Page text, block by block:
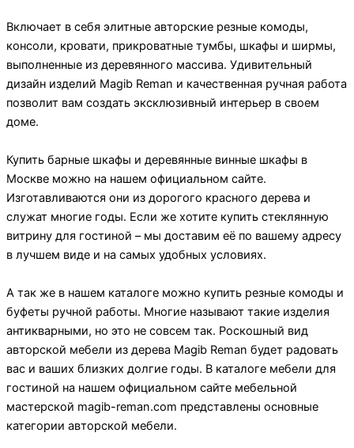
Включает в себя элитные авторские резные комоды,
консоли, кровати, прикроватные тумбы, шкафы и ширмы,
выполненные из деревянного массива. Удивительный
дизайн изделий Magib Reman и качественная ручная работа
позволит вам создать эксклюзивный интерьер в своем
доме.
Купить барные шкафы и деревянные винные шкафы в
Москве можно на нашем официальном сайте.
Изготавливаются они из дорогого красного дерева и
служат многие годы. Если же хотите купить стеклянную
витрину для гостиной – мы доставим её по вашему адресу
в лучшем виде и на самых удобных условиях.
А так же в нашем каталоге можно купить резные комоды и
буфеты ручной работы. Многие называют такие изделия
антикварными, но это не совсем так. Роскошный вид
авторской мебели из дерева Magib Reman будет радовать
вас и ваших близких долгие годы. В каталоге мебели для
гостиной на нашем официальном сайте мебельной
мастерской magib-reman.com представлены основные
категории авторской мебели.